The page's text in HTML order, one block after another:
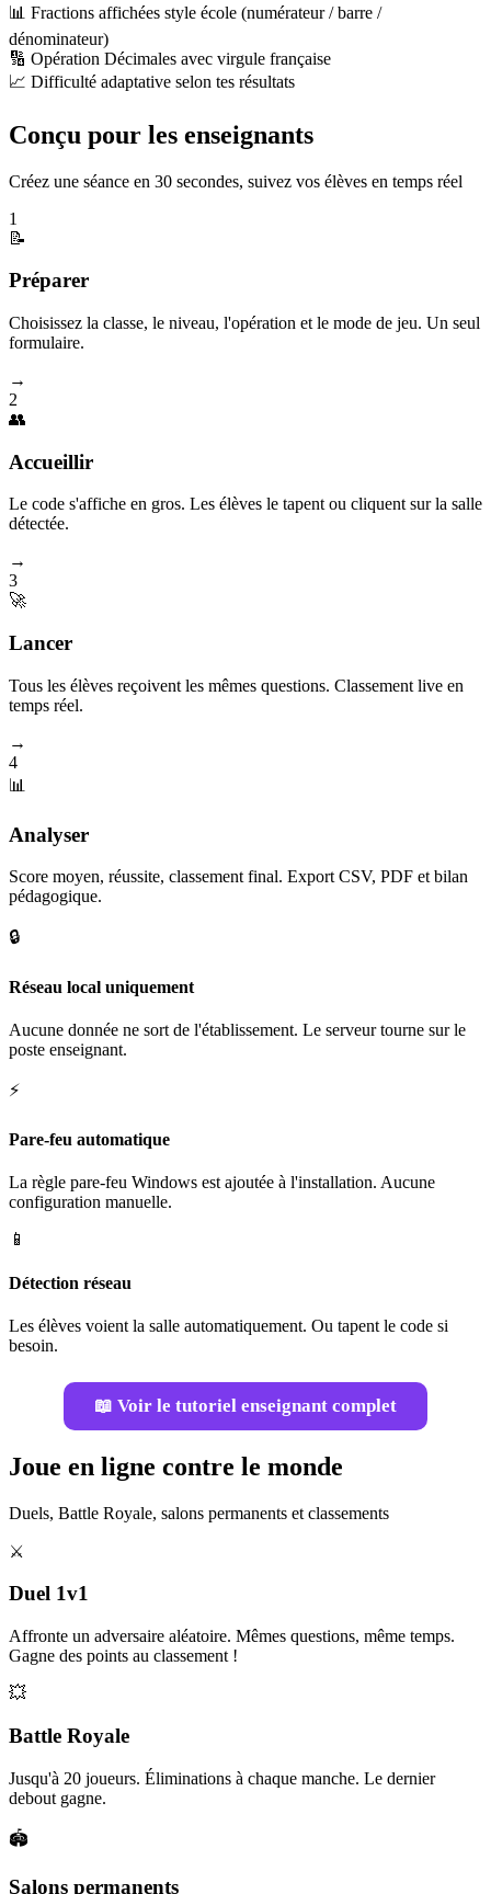
📊 Fractions affichées style école (numérateur / barre /
dénominateur)
🔢 Opération Décimales avec virgule française
📈 Difficulté adaptative selon tes résultats
Conçu pour les enseignants
Créez une séance en 30 secondes, suivez vos élèves en temps réel
1
📝
Préparer
Choisissez la classe, le niveau, l'opération et le mode de jeu. Un seul
formulaire.
→
2
👥
Accueillir
Le code s'affiche en gros. Les élèves le tapent ou cliquent sur la salle
détectée.
→
3
🚀
Lancer
Tous les élèves reçoivent les mêmes questions. Classement live en
temps réel.
→
4
📊
Analyser
Score moyen, réussite, classement final. Export CSV, PDF et bilan
pédagogique.
🔒
Réseau local uniquement
Aucune donnée ne sort de l'établissement. Le serveur tourne sur le
poste enseignant.
⚡
Pare-feu automatique
La règle pare-feu Windows est ajoutée à l'installation. Aucune
configuration manuelle.
📱
Détection réseau
Les élèves voient la salle automatiquement. Ou tapent le code si
besoin.
📖 Voir le tutoriel enseignant complet
Joue en ligne contre le monde
Duels, Battle Royale, salons permanents et classements
⚔️
Duel 1v1
Affronte un adversaire aléatoire. Mêmes questions, même temps.
Gagne des points au classement !
💥
Battle Royale
Jusqu'à 20 joueurs. Éliminations à chaque manche. Le dernier
debout gagne.
🏟️
Salons permanents